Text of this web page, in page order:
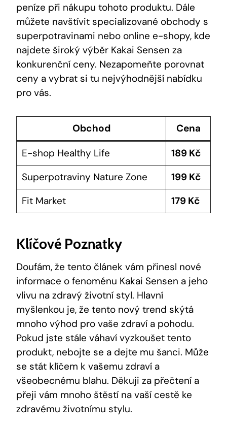
peníze při nákupu tohoto⁢ produktu. Dále
můžete navštívit specializované obchody ⁣s ​
superpotravinami ⁣nebo online⁢ e-shopy, kde
najdete‌ široký‍ výběr Kakai Sensen za
konkurenční ceny. Nezapomeňte porovnat
ceny a vybrat si tu nejvýhodnější ‍nabídku
pro vás.
Obchod
Cena
E-shop⁤ Healthy Life
189 Kč
Superpotraviny Nature Zone
199 Kč
Fit Market
179 Kč
Klíčové ‍Poznatky
Doufám, že tento článek ⁤vám přinesl ⁣nové
informace o fenoménu Kakai Sensen⁣ a jeho
⁢vlivu na zdravý životní styl. Hlavní
myšlenkou je, že tento nový trend skýtá⁢
mnoho výhod pro ​vaše zdraví a ‍pohodu.
Pokud jste stále váhaví ⁢vyzkoušet ⁢tento
produkt,⁢ nebojte⁢ se a ⁢dejte mu šanci. Může
se stát​ klíčem k⁢ vašemu⁢ zdraví ⁤a
všeobecnému⁣ blahu. Děkuji⁣ za přečtení ‌a
přeji vám mnoho ⁢štěstí na vaší cestě ke⁣
zdravému životnímu⁣ stylu.